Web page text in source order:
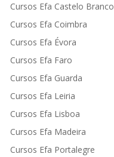
Cursos Efa Castelo Branco
Cursos Efa Coimbra
Cursos Efa Évora
Cursos Efa Faro
Cursos Efa Guarda
Cursos Efa Leiria
Cursos Efa Lisboa
Cursos Efa Madeira
Cursos Efa Portalegre